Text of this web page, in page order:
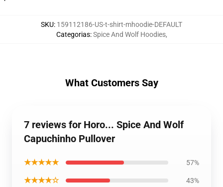
SKU: 159112186-US-t-shirt-mhoodie-DEFAULT
Categorias:Spice And Wolf Hoodies,
What Customers Say
7 reviews for Horo... Spice And Wolf
Capuchinho Pullover
★★★★★ 57%
★★★★☆ 43%